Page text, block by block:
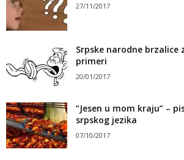
27/11/2017
Srpske narodne brzalice
primeri
20/01/2017
“Jesen u mom kraju” –
srpskog jezika
07/10/2017